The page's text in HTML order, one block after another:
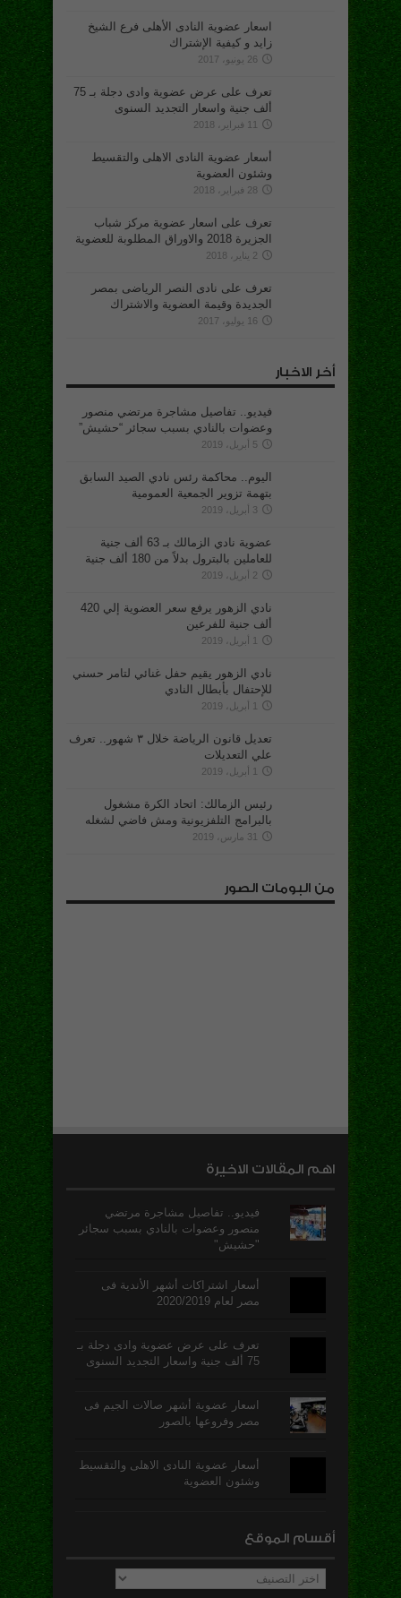
اسعار عضوية النادى الأهلى فرع الشيخ
زايد و كيفية الإشتراك
26 يونيو، 2017
تعرف على عرض عضوية وادى دجلة بـ 75
ألف جنية واسعار التجديد السنوى
11 فبراير، 2018
أسعار عضوية النادى الاهلى والتقسيط
وشئون العضوية
28 فبراير، 2018
تعرف على اسعار عضوية مركز شباب
الجزيرة 2018 والاوراق المطلوبة للعضوية
2 يناير، 2018
تعرف على نادى النصر الرياضى بمصر
الجديدة وقيمة العضوية والاشتراك
16 يوليو، 2017
أخر الاخبار
فيديو.. تفاصيل مشاجرة مرتضي منصور
وعضوات بالنادي بسبب سجائر “حشيش”
5 أبريل، 2019
اليوم.. محاكمة رئس نادي الصيد السابق
بتهمة تزوير الجمعية العمومية
3 أبريل، 2019
عضوية نادي الزمالك بـ 63 ألف جنية
للعاملين بالبترول بدلاً من 180 ألف جنية
2 أبريل، 2019
نادي الزهور يرفع سعر العضوية إلي 420
ألف جنية للفرعين
1 أبريل، 2019
نادي الزهور يقيم حفل غنائي لتامر حسني
للإحتفال بأبطال النادي
1 أبريل، 2019
تعديل قانون الرياضة خلال ٣ شهور.. تعرف
علي التعديلات
1 أبريل، 2019
رئيس الزمالك: اتحاد الكرة مشغول
بالبرامج التلفزيونية ومش فاضي لشغله
31 مارس، 2019
من البومات الصور
اهم المقالات الاخيرة
فيديو.. تفاصيل مشاجرة مرتضي
منصور وعضوات بالنادي بسبب سجائر
"حشيش"
أسعار اشتراكات أشهر الأندية فى
مصر لعام 2020/2019
تعرف على عرض عضوية وادى دجلة بـ
75 ألف جنية واسعار التجديد السنوى
اسعار عضوية أشهر صالات الجيم فى
مصر وفروعها بالصور
أسعار عضوية النادى الاهلى والتقسيط
وشئون العضوية
أقسام الموقع
أقسام
الموقع